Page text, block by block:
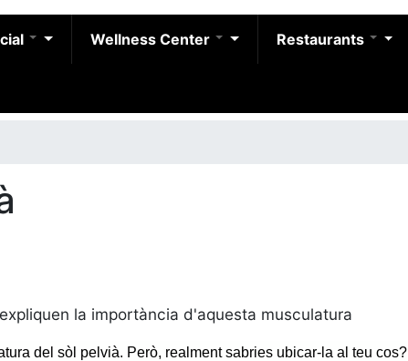
Wellness Center Restaurants
la importància d'aquesta musculatura
del sòl pelvià. Però, realment sabries ubicar-la al teu cos?